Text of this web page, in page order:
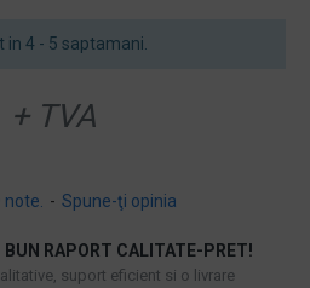
4 - 5 saptamani.
- Spune-ţi opinia
+ TVA
RAPORT CALITATE-PRET!
suport eficient si o livrare